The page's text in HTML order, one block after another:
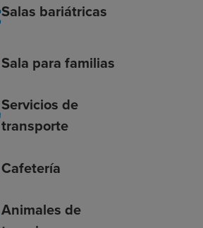
Salas bariátricas
Sala para familias
Servicios de
transporte
Cafetería
Animales de